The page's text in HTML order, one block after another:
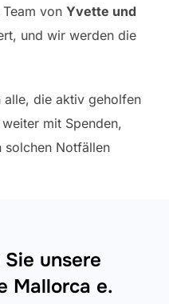
von Yvette und
und wir werden die
alle, die aktiv geholfen
mit Spenden,
solchen Notfällen
unsere
Mallorca e.